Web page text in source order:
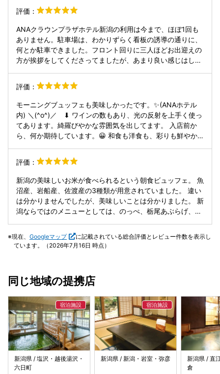
お隣の席が少し近いので気になりますが、他のホテルよりも
雰囲気があるので悪くないです。 レジ対応の方が無愛想なの
が残念です。忙しいようですが、もう少しホスピタリティ研
修徹底した方が評価上がると思います。 ホテル自体の雰囲気
はいい分、落差が残念です。 新潟だし、この程度かなーて感
じです。
評価：
ANAクラウンプラザホテル新潟の利用は今まで、ほぼ1回も
ありません。駐車場は、わかりずらく看板の誘導の通りに、
何とか駐車できました。フロント回りに三人ほどお出迎えの
方が挨拶をしてくださってましたが、あまり良い感じはしな
椅子でオープン時間を待ちました。椅子回りはガラス張りで
照明はやや暗く落ち着いた雰囲気で駐車場での戸惑いも少し
ばかり和らいだ気がしました。そしたら、オールデイダイニ
ングシーズンカフェ目当ての方達が多く驚きましたが、スタ
ッフさんのスマートな接客で誘導され席について、ワクワク
が止まりませんでした。それもそのはずでストロベリーフェ
アと歌っているのに！ランチのサービス付きとシェフによる
た。カレーもオリジナルカレーの他にレッドカレーがあり、
富で普通のサンドイッチ、フルーツサンド、BLTサンドと、
てんこ盛りでした。ランチの用意があったから甘いスイーツ
達に飽きることなく食事を楽しめたようです。とにかく種類
豊富で、贅沢なストロベリーフェアでした。ご馳走さまで
す。お腹がもたれるほど食べて後悔しました。(苦笑)
評価：
モーニングブュッフェも美味しかったです。✨(ANAホテル
内) ＼(^o^)／ ⬇ ワインの数もあり、光の反射を上手く使っ
てあります。綺羅びやかな雰囲気を出してます。 入店前か
ら、何か期待しています。😀 和食も洋食も、彩りも鮮やか
それぞれの味もしっかりしていて美味しくいただきました。
(-ω☆) 穏やかな笑顔でスタッフさんが、丁寧な接客をしても
らい、気分は更に和やかになります。😀 更に、シェフが、
その場でオムレツ等を焼いてくれます。美味しいですね。😬
こちら方面にまた来れるなら、リピありですねー。！
2023.10中旬😬 ハハハ、優勝！ 今年は、まだいけてない、
お腹空いたな〜😁 2024.10下旬☺️
評価：
新潟の美味しいお米が食べられるという朝食ビュッフェ。 魚
沼産、岩船産、佐渡産の3種類が用意されていました。 違い
は分かりませんでしたが、美味しいことは分かりました。 新
潟ならではのメニューとしては、のっぺ、栃尾あぶらげ、峰
言えるタレかつ、などなど、新潟らしいメニューが豊富で
す。 洋食系だと、ロングセラーというホテル特製フレンチト
シェフがいて、好みで出来たてを提供してくれます。 また、
ます。 後でホームページを見て気づいたのですが、新潟県北
部の岩船地域で育てられた豚肉をじっくり熟成し、やわらか
さと旨みを引き出したという「黄金豚のハムステーキ」を食
べ忘れたのが悔やまれます。 いくつかのクラウンプラザで朝
食を食べてきましたが、 こちらの朝食は地域色も出しつつ、
その他メニューも豊富で味も良くて、総じて満足度は高いで
す。
現在、 Googleマップ
に記載されている総合評価とレビュー件数を表示し
ています。（2026年7月16日 時点）
同じ地域の提携店
新潟県 / 塩沢・越後湯沢・
六日町
新潟県 / 新潟・岩室・弥彦
新潟県 / 直
倉